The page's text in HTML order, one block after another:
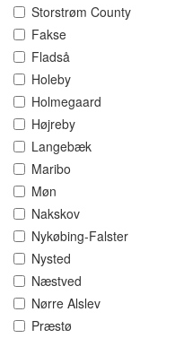
Storstrøm County
Fakse
Fladså
Holeby
Holmegaard
Højreby
Langebæk
Maribo
Møn
Nakskov
Nykøbing-Falster
Nysted
Næstved
Nørre Alslev
Præstø